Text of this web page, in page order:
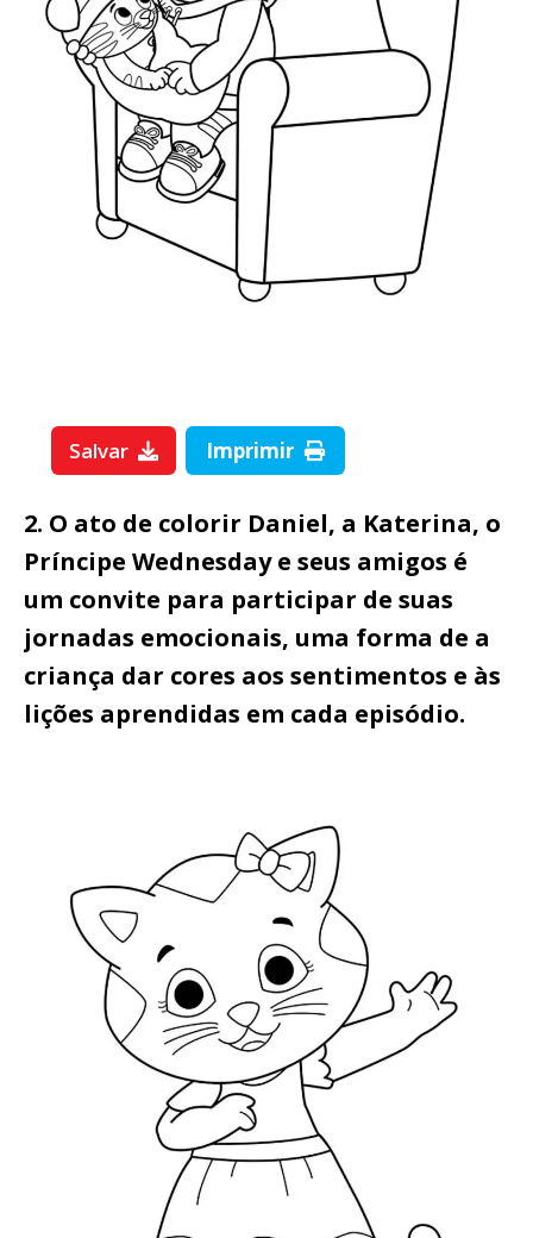
Salvar Imprimir
2. O ato de colorir Daniel, a Katerina, o
Príncipe Wednesday e seus amigos é
um convite para participar de suas
jornadas emocionais, uma forma de a
criança dar cores aos sentimentos e às
lições aprendidas em cada episódio.